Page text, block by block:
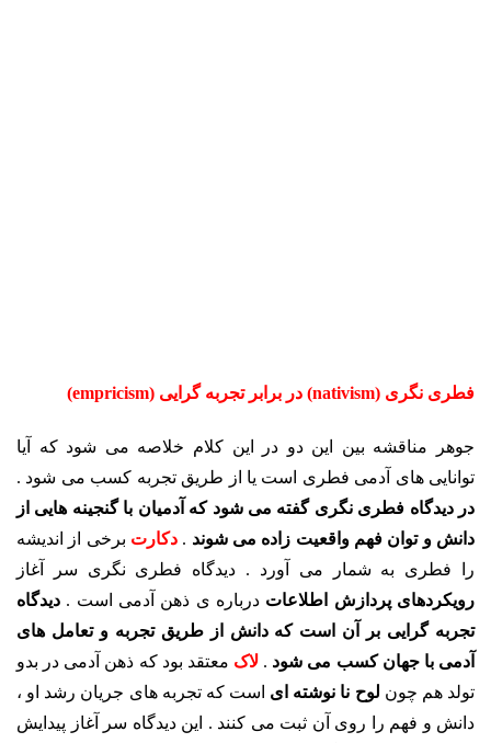
فطری نگری (nativism) در برابر تجربه گرایی (empricism)
جوهر مناقشه بین این دو در این کلام خلاصه می شود که آیا
توانایی های آدمی فطری است یا از طریق تجربه کسب می شود .
در دیدگاه فطری نگری گفته می شود که آدمیان با گنجینه هایی از
دانش و توان فهم واقعیت زاده می شوند . دکارت برخی از اندیشه
را فطری به شمار می آورد . دیدگاه فطری نگری سر آغاز
رویکردهای پردازش اطلاعات درباره ی ذهن آدمی است . دیدگاه
تجربه گرایی بر آن است که دانش از طریق تجربه و تعامل های
آدمی با جهان کسب می شود . لاک معتقد بود که ذهن آدمی در بدو
تولد هم چون لوح نا نوشته ای است که تجربه های جریان رشد او ،
دانش و فهم را روی آن ثبت می کنند . این دیدگاه سر آغاز پیدایش